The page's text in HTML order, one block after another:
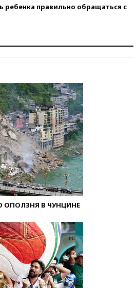
ребенка правильно обращаться с
В ЧУНЦИНЕ